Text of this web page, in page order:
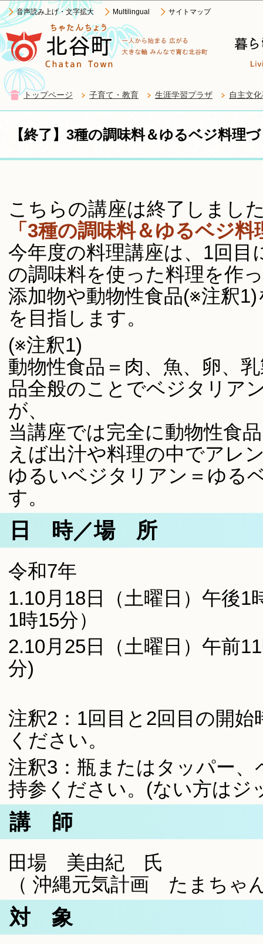
音声読み上げ・文字拡大 Multilingual サイトマップ
トップページ 子育て・教育 生涯学習プラザ 自主文
【終了】3種の調味料＆ゆるベジ料理
こちらの講座は終了しまし
「3種の調味料＆ゆるベジ
今年度の料理講座は、1回
の調味料を使った料理を作
添加物や動物性食品(※注釈
を目指します。
(※注釈1)
動物性食品＝肉、魚、卵、
品全般のことでベジタリア
が、
当講座では完全に動物性食
えば出汁や料理の中でアレ
ゆるいベジタリアン＝ゆる
す。
日 時／場 所
令和7年
1.10月18日（土曜日）午後1
1時15分）
2.10月25日（土曜日）午前
分)
注釈2：1回目と2回目の開
ください。
注釈3：瓶またはタッパー
持参ください。(ない方はジ
講 師
田場 美由紀 氏
（ 沖縄元気計画 たまち
対 象